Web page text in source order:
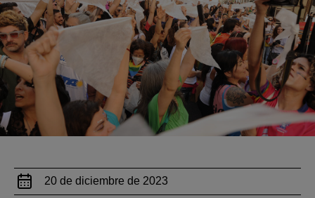
20 de diciembre de 2023